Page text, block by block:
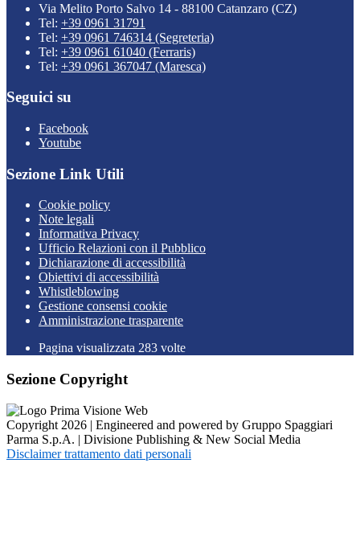
Via Melito Porto Salvo 14 - 88100 Catanzaro (CZ)
Tel: +39 0961 31791
Tel: +39 0961 746314 (Segreteria)
Tel: +39 0961 61040 (Ferraris)
Tel: +39 0961 367047 (Maresca)
Seguici su
Facebook
Youtube
Sezione Link Utili
Cookie policy
Note legali
Informativa Privacy
Ufficio Relazioni con il Pubblico
Dichiarazione di accessibilità
Obiettivi di accessibilità
Whistleblowing
Gestione consensi cookie
Amministrazione trasparente
Pagina visualizzata 283 volte
Sezione Copyright
Copyright 2026 | Engineered and powered by Gruppo Spaggiari
Parma S.p.A. | Divisione Publishing & New Social Media
Disclaimer trattamento dati personali